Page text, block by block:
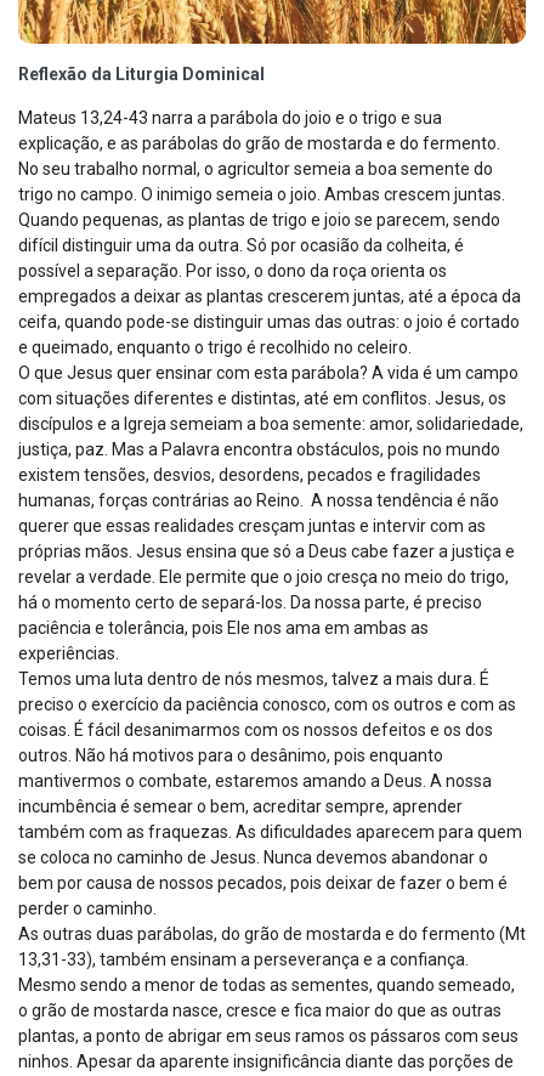
Reflexão da Liturgia Dominical
Mateus 13,24-43 narra a parábola do joio e o trigo e sua
explicação, e as parábolas do grão de mostarda e do fermento.
No seu trabalho normal, o agricultor semeia a boa semente do
trigo no campo. O inimigo semeia o joio. Ambas crescem juntas.
Quando pequenas, as plantas de trigo e joio se parecem, sendo
difícil distinguir uma da outra. Só por ocasião da colheita, é
possível a separação. Por isso, o dono da roça orienta os
empregados a deixar as plantas crescerem juntas, até a época da
ceifa, quando pode-se distinguir umas das outras: o joio é cortado
e queimado, enquanto o trigo é recolhido no celeiro.
O que Jesus quer ensinar com esta parábola? A vida é um campo
com situações diferentes e distintas, até em conflitos. Jesus, os
discípulos e a Igreja semeiam a boa semente: amor, solidariedade,
justiça, paz. Mas a Palavra encontra obstáculos, pois no mundo
existem tensões, desvios, desordens, pecados e fragilidades
humanas, forças contrárias ao Reino. A nossa tendência é não
querer que essas realidades cresçam juntas e intervir com as
próprias mãos. Jesus ensina que só a Deus cabe fazer a justiça e
revelar a verdade. Ele permite que o joio cresça no meio do trigo,
há o momento certo de separá-los. Da nossa parte, é preciso
paciência e tolerância, pois Ele nos ama em ambas as
experiências.
Temos uma luta dentro de nós mesmos, talvez a mais dura. É
preciso o exercício da paciência conosco, com os outros e com as
coisas. É fácil desanimarmos com os nossos defeitos e os dos
outros. Não há motivos para o desânimo, pois enquanto
mantivermos o combate, estaremos amando a Deus. A nossa
incumbência é semear o bem, acreditar sempre, aprender
também com as fraquezas. As dificuldades aparecem para quem
se coloca no caminho de Jesus. Nunca devemos abandonar o
bem por causa de nossos pecados, pois deixar de fazer o bem é
perder o caminho.
As outras duas parábolas, do grão de mostarda e do fermento (Mt
13,31-33), também ensinam a perseverança e a confiança.
Mesmo sendo a menor de todas as sementes, quando semeado,
o grão de mostarda nasce, cresce e fica maior do que as outras
plantas, a ponto de abrigar em seus ramos os pássaros com seus
ninhos. Apesar da aparente insignificância diante das porções de